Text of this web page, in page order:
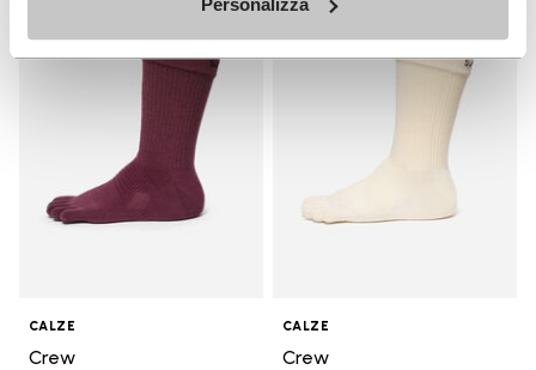
Add to wishlist
Add to wishlist Crew
CALZE
Crew
Add
CALZE
Crew